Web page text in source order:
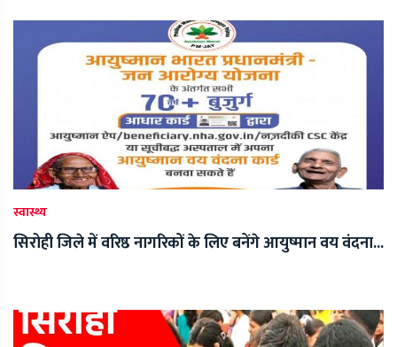
स्वास्थ्य
सिरोही जिले में वरिष्ठ नागरिकों के लिए बनेंगे आयुष्मान वय वंदना...